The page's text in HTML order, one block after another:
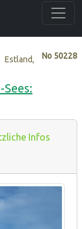
No 50228
Estland,
Infos